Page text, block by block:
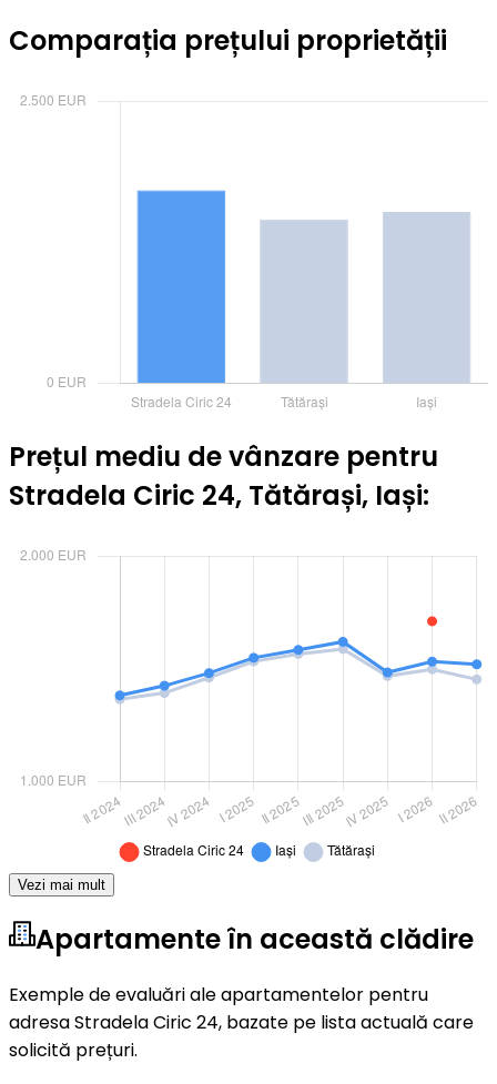
Comparația prețului proprietății
Prețul mediu de vânzare pentru
Stradela Ciric 24, Tătărași, Iași:
Vezi mai mult
Apartamente în această clădire
Exemple de evaluări ale apartamentelor pentru
adresa Stradela Ciric 24, bazate pe lista actuală care
solicită prețuri.